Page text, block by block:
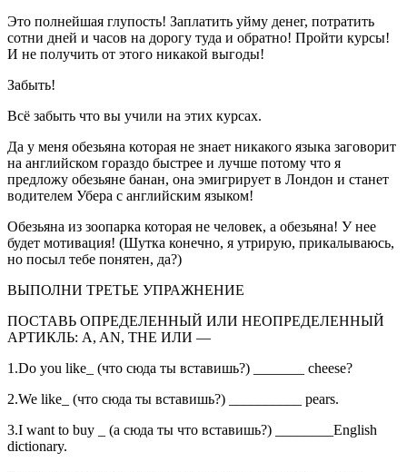
Это полнейшая глупость! Заплатить уйму денег, потратить
сотни дней и часов на дорогу туда и обратно! Пройти курсы!
И не получить от этого никакой выгоды!
Забыть!
Всё забыть что вы учили на этих курсах.
Да у меня обезьяна которая не знает никакого языка заговорит
на английском гораздо быстрее и лучше потому что я
предложу обезьяне банан, она эмигрирует в Лондон и станет
водителем Убера с английским языком!
Обезьяна из зоопарка которая не человек, а обезьяна! У нее
будет мотивация! (Шутка конечно, я утрирую, прикалываюсь,
но посыл тебе понятен, да?)
ВЫПОЛНИ ТРЕТЬЕ УПРАЖНЕНИЕ
ПОСТАВЬ ОПРЕДЕЛЕННЫЙ ИЛИ НЕОПРЕДЕЛЕННЫЙ
АРТИКЛЬ: A, AN, THE ИЛИ —
1.Do you like_ (что сюда ты вставишь?) _______ cheese?
2.We like_ (что сюда ты вставишь?) __________ pears.
3.I want to buy _ (а сюда ты что вставишь?) ________English
dictionary.